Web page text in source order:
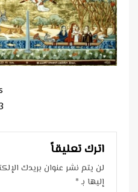
اترك تعليقاً
لن يتم نشر عنوان بريدك
إليها بـ*